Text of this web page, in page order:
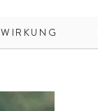
WIRKUNG